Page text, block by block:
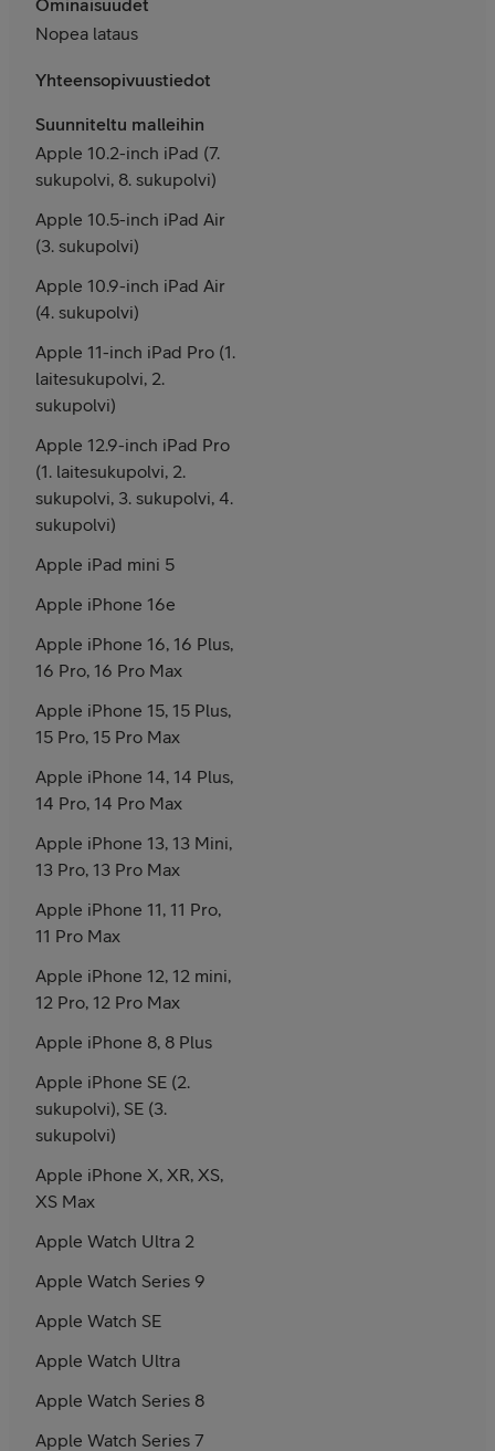
Nopea lataus
Yhteensopivuustiedot
Suunniteltu malleihin
Apple 10.2-inch iPad (7.
sukupolvi, 8. sukupolvi)
Apple 10.5-inch iPad Air
(3. sukupolvi)
Apple 10.9-inch iPad Air
(4. sukupolvi)
Apple 11-inch iPad Pro (1.
laitesukupolvi, 2.
sukupolvi)
Apple 12.9-inch iPad Pro
(1. laitesukupolvi, 2.
sukupolvi, 3. sukupolvi, 4.
sukupolvi)
Apple iPad mini 5
Apple iPhone 16e
Apple iPhone 16, 16 Plus,
16 Pro, 16 Pro Max
Apple iPhone 15, 15 Plus,
15 Pro, 15 Pro Max
Apple iPhone 14, 14 Plus,
14 Pro, 14 Pro Max
Apple iPhone 13, 13 Mini,
13 Pro, 13 Pro Max
Apple iPhone 11, 11 Pro,
11 Pro Max
Apple iPhone 12, 12 mini,
12 Pro, 12 Pro Max
Apple iPhone 8, 8 Plus
Apple iPhone SE (2.
sukupolvi), SE (3.
sukupolvi)
Apple iPhone X, XR, XS,
XS Max
Apple Watch Ultra 2
Apple Watch Series 9
Apple Watch SE
Apple Watch Ultra
Apple Watch Series 8
Apple Watch Series 7